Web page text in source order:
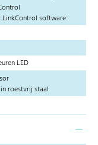
LinkControl software
LED
roestvrij staal